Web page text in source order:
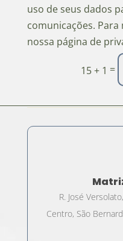
uso de seus dados
comunicações.
nossa página de
15 + 1 =
R. José
Centro, São